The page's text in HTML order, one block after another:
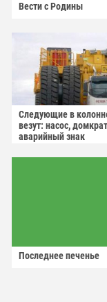
Вести с Родины
Следующие в
везут: насос,
аварийный знак
Последнее печенье